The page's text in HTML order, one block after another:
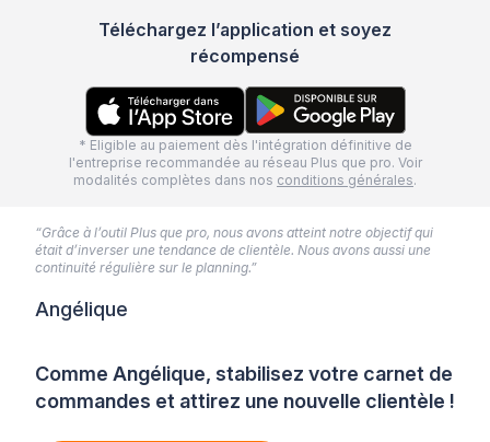
Téléchargez l’application et soyez
récompensé
* Eligible au paiement dès l'intégration définitive de
l'entreprise recommandée au réseau Plus que pro. Voir
modalités complètes dans nos conditions générales.
Comme Angélique, stabilisez votre carnet de
commandes et attirez une nouvelle clientèle !
“Grâce à l’outil Plus que pro, nous avons atteint notre objectif qui
était d’inverser une tendance de clientèle. Nous avons aussi une
continuité régulière sur le planning.”
Angélique